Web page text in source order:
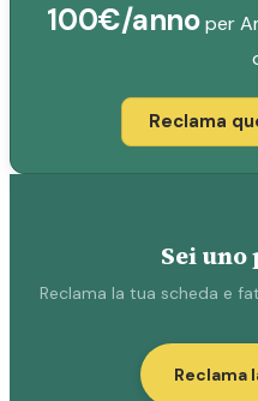
100€/annoper
Reclama
Sei uno
Reclama la tua scheda e
Reclama